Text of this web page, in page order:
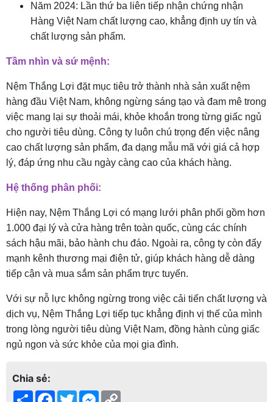
Năm 2024: Lần thứ ba liên tiếp nhận chứng nhận
Hàng Việt Nam chất lượng cao, khẳng định uy tín và
chất lượng sản phẩm.
Tầm nhìn và sứ mệnh:
Nệm Thắng Lợi đặt mục tiêu trở thành nhà sản xuất nệm
hàng đầu Việt Nam, không ngừng sáng tạo và đam mê trong
việc mang lại sự thoải mái, khỏe khoắn trong từng giấc ngủ
cho người tiêu dùng. Công ty luôn chú trọng đến việc nâng
cao chất lượng sản phẩm, đa dạng mẫu mã với giá cả hợp
lý, đáp ứng nhu cầu ngày càng cao của khách hàng.
Hệ thống phân phối:
Hiện nay, Nệm Thắng Lợi có mạng lưới phân phối gồm hơn
1.000 đại lý và cửa hàng trên toàn quốc, cùng các chính
sách hậu mãi, bảo hành chu đáo. Ngoài ra, công ty còn đẩy
mạnh kênh thương mại điện tử, giúp khách hàng dễ dàng
tiếp cận và mua sắm sản phẩm trực tuyến.
Với sự nỗ lực không ngừng trong việc cải tiến chất lượng và
dịch vụ, Nệm Thắng Lợi tiếp tục khẳng định vị thế của mình
trong lòng người tiêu dùng Việt Nam, đồng hành cùng giấc
ngủ ngon và sức khỏe của mọi gia đình.
Chia sẻ:
ShareFacebook
TwitterMessenger